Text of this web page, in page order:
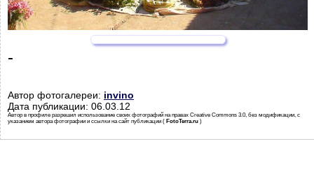
-
Автор фотогалереи: invino
Дата публикации: 06.03.12
Автор в профиле разрешил использование своих фотографий на правах Creative Commons 3.0, без модификации, с
указанием автора фотографии и ссылки на сайт публикации ( FotoTerra.ru )